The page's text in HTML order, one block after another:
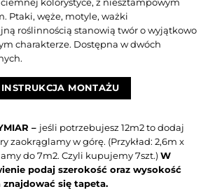
Ptaki, węże, motyle, ważki
roślinnością stanowią twór o wyjątkowo
charakterze. Dostępna w dwóch
INSTRUKCJA MONTAŻU
– jeśli potrzebujesz 12m2 to dodaj
zaokrąglamy w górę. (Przykład: 2,6m x
do 7m2. Czyli kupujemy 7szt.) W
podaj szerokość oraz wysokość
się tapeta.